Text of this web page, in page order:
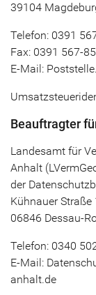
39104
Telefon: 0391
Fax: 0391 567-
E-Mail:
Beauftragter
Landesamt für
Anhalt
der
Kühnauer Straße
06846 Dessau-
Telefon: 0340
E-Mail:
anhalt.de